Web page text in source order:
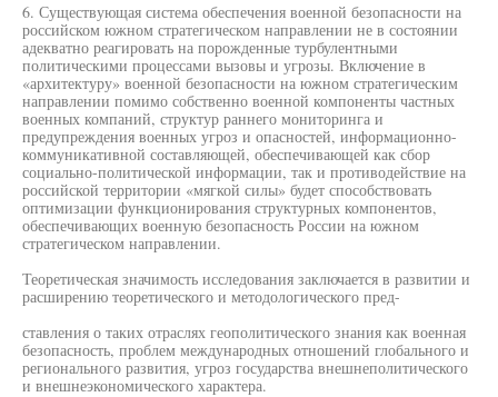
6. Существующая система обеспечения военной безопасности на
российском южном стратегическом направлении не в состоянии
адекватно реагировать на порожденные турбулентными
политическими процессами вызовы и угрозы. Включение в
«архитектуру» военной безопасности на южном стратегическим
направлении помимо собственно военной компоненты частных
военных компаний, структур раннего мониторинга и
предупреждения военных угроз и опасностей, информационно-
коммуникативной составляющей, обеспечивающей как сбор
социально-политической информации, так и противодействие на
российской территории «мягкой силы» будет способствовать
оптимизации функционирования структурных компонентов,
обеспечивающих военную безопасность России на южном
стратегическом направлении.
Теоретическая значимость исследования заключается в развитии и
расширению теоретического и методологического пред-
ставления о таких отраслях геополитического знания как военная
безопасность, проблем международных отношений глобального и
регионального развития, угроз государства внешнеполитического
и внешнеэкономического характера.